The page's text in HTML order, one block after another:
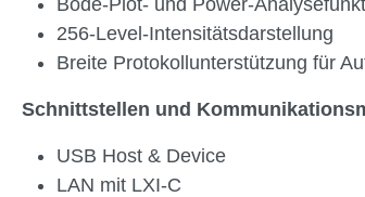
256-Level-Intensitätsdarstellung
Breite Protokollunterstützung für
Schnittstellen und
USB Host & Device
LAN mit LXI-C